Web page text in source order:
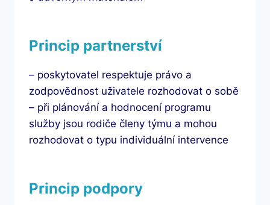
Princip partnerství
– poskytovatel respektuje právo a
zodpovědnost uživatele rozhodovat o sobě
– při plánování a hodnocení programu
služby jsou rodiče členy týmu a mohou
rozhodovat o typu individuální intervence
Princip podpory